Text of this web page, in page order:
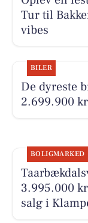
Tur til
vibes
BILER
De dyreste
2.699.900
BOLIGMARKED
3.995.000
salg i